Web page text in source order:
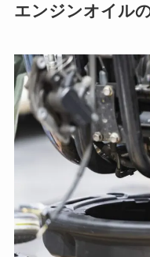
エンジンオイル